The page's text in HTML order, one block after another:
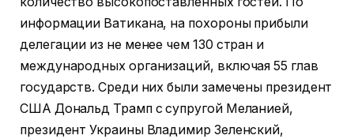
информации Ватикана, на похороны прибыли
делегации из не менее чем 130 стран и
международных организаций, включая 55 глав
государств. Среди них были замечены президент
США Дональд Трамп с супругой Меланией,
президент Украины Владимир Зеленский,